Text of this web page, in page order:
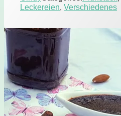
Leckereien, Verschiedenes